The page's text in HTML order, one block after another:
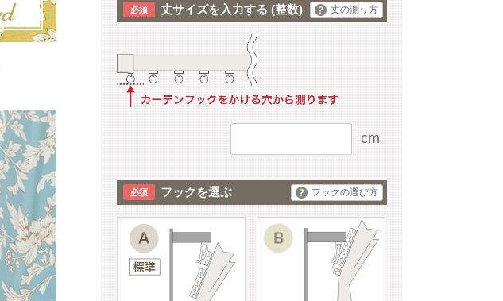
丈サイズを入力する (整数) 丈の測り方
cm
フックを選ぶ フックの選び方